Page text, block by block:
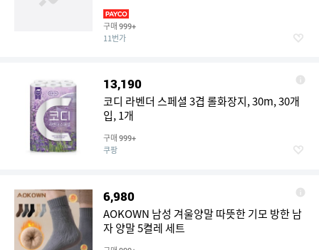
구매 999+
11번가
13,190
코디 라벤더 스페셜 3겹 롤화장지, 30m, 30개
입, 1개
구매 999+
쿠팡
6,980
AOKOWN 남성 겨울양말 따뜻한 기모 방한 남
자 양말 5켤레 세트